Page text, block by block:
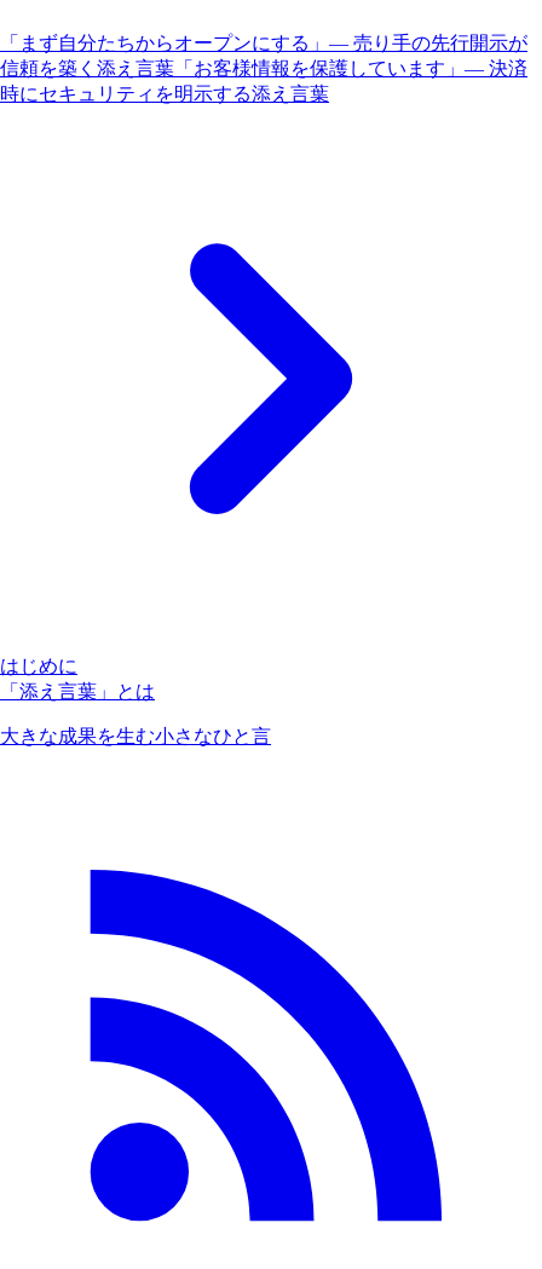
「まず自分たちからオープンにする」— 売り手の先行開示が
信頼を築く添え言葉 「お客様情報を保護しています」— 決済
時にセキュリティを明示する添え言葉
はじめに
「添え言葉」とは
大きな成果を生む小さなひと言